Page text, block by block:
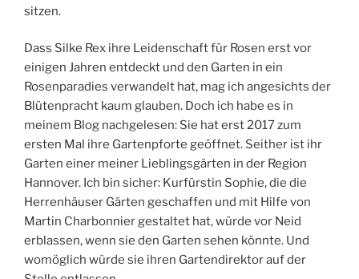
sitzen.
Dass Silke Rex ihre Leidenschaft für Rosen erst vor
einigen Jahren entdeckt und den Garten in ein
Rosenparadies verwandelt hat, mag ich angesichts der
Blütenpracht kaum glauben. Doch ich habe es in
meinem Blog nachgelesen: Sie hat erst 2017 zum
ersten Mal ihre Gartenpforte geöffnet. Seither ist ihr
Garten einer meiner Lieblingsgärten in der Region
Hannover. Ich bin sicher: Kurfürstin Sophie, die die
Herrenhäuser Gärten geschaffen und mit Hilfe von
Martin Charbonnier gestaltet hat, würde vor Neid
erblassen, wenn sie den Garten sehen könnte. Und
womöglich würde sie ihren Gartendirektor auf der